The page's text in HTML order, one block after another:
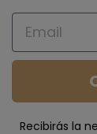
Email
Recibirás la